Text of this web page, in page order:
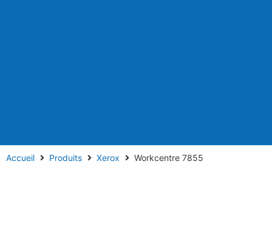
Accueil Produits Xerox Workcentre 7855